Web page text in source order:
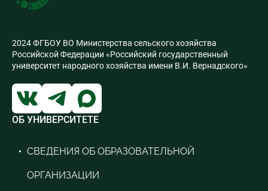
2024 ФГБОУ ВО Министерства сельского хозяйства
Российской Федерации «Российский государственный
университет народного хозяйства имени В.И. Вернадского»
ОБ УНИВЕРСИТЕТЕ
СВЕДЕНИЯ ОБ ОБРАЗОВАТЕЛЬНОЙ
ОРГАНИЗАЦИИ